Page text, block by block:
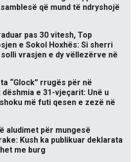
që mund të ndryshojë
pas 30 vitesh, Top
e Sokol Hoxhës: Si sherri
vrasjen e dy vëllezërve në
“Glock” rrugës për në
e 31-vjeçarit: Unë u
më futi qesen e zezë në
aludimet për mungesë
Kush ka publikuar deklarata
me burg